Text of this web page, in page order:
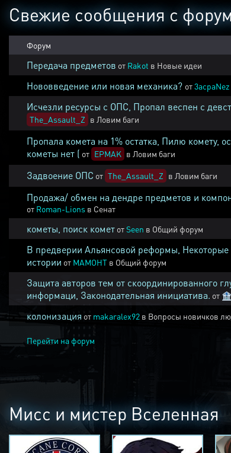
Свежие сообщения с
Форум
Передача предметов от Rakot в Новые идеи
Нововведение или новая механика? от3acpaNez
Исчезли ресурсы с ОПС, Пропал веспен с
The_Assault_Z в Ловим баги
Пропала комета на 1% остатка, Пилю комету,
кометы нет ( от EPMAK в Ловим баги
Задвоение ОПС от The_Assault_Z в Ловим баги
Продажа/ обмен на дендре предметов и
от Roman-Lions в Сенат
кометы, поиск комет отSeen в Общий форум
В предверии Альянсовой реформы, Некоторые
истории от MAMOHT в Общий форум
Защита авторов тем от скоординированного
информаци, Законодательная инициатива. от 🏦
колонизация от makaralex92 в Вопросы новичков
Перейти на форум
Мисс и мистер Вселенная